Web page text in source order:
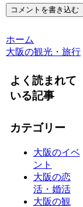
コメントを書き込む
ホーム
大阪の観光・旅行
よく読まれて
いる記事
カテゴリー
大阪のイベ
ント
大阪の恋
活・婚活
大阪の観